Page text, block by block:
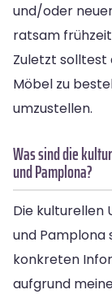
und/oder
ratsam
Zuletzt solltest
Möbel zu
umzustellen.
Was sind die
und Pamplona?
Die kulturellen
und Pamplona
konkreten
aufgrund